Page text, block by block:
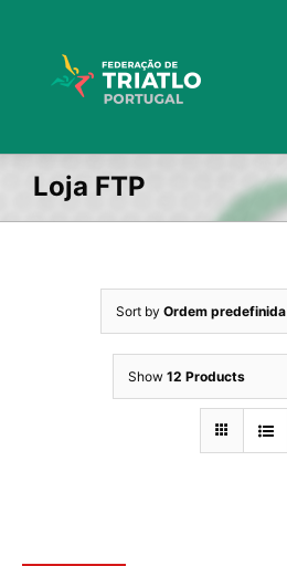
Loja FTP
Sort by Ordem predefinida
Show 12 Products